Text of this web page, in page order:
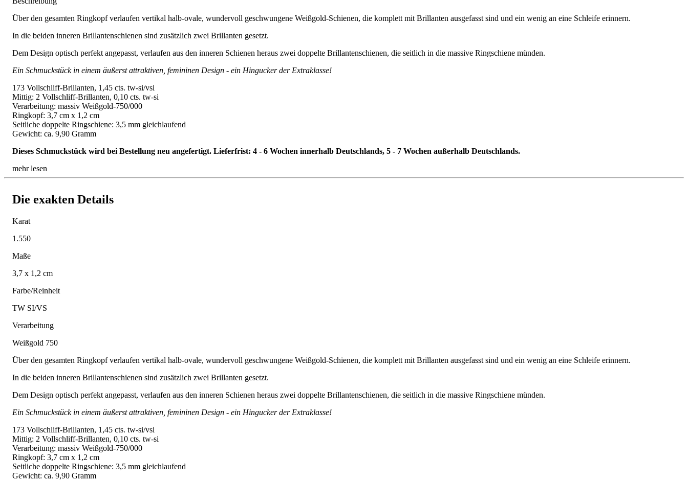
Über den gesamten Ringkopf verlaufen vertikal halb-ovale, wundervoll geschwungene Weißgold-Schienen, die komplett mit Brillanten ausgefasst sind und ein wenig an eine Schleife erinnern.
In die beiden inneren Brillantenschienen sind zusätzlich zwei Brillanten gesetzt.
Dem Design optisch perfekt angepasst, verlaufen aus den inneren Schienen heraus zwei doppelte Brillantenschienen, die seitlich in die massive Ringschiene münden.
Ein Schmuckstück in einem äußerst attraktiven, femininen Design - ein Hingucker der Extraklasse!
173 Vollschliff-Brillanten, 1,45 cts. tw-si/vsi
Mittig: 2 Vollschliff-Brillanten, 0,10 cts. tw-si
Verarbeitung: massiv Weißgold-750/000
Ringkopf: 3,7 cm x 1,2 cm
Seitliche doppelte Ringschiene: 3,5 mm gleichlaufend
Gewicht: ca. 9,90 Gramm
Dieses Schmuckstück wird bei Bestellung neu angefertigt. Lieferfrist: 4 - 6 Wochen innerhalb Deutschlands, 5 - 7 Wochen außerhalb Deutschlands.
mehr lesen
Die exakten Details
Karat
1.550
Maße
3,7 x 1,2 cm
Farbe/Reinheit
TW SI/VS
Verarbeitung
Weißgold 750
Über den gesamten Ringkopf verlaufen vertikal halb-ovale, wundervoll geschwungene Weißgold-Schienen, die komplett mit Brillanten ausgefasst sind und ein wenig an eine Schleife erinnern.
In die beiden inneren Brillantenschienen sind zusätzlich zwei Brillanten gesetzt.
Dem Design optisch perfekt angepasst, verlaufen aus den inneren Schienen heraus zwei doppelte Brillantenschienen, die seitlich in die massive Ringschiene münden.
Ein Schmuckstück in einem äußerst attraktiven, femininen Design - ein Hingucker der Extraklasse!
173 Vollschliff-Brillanten, 1,45 cts. tw-si/vsi
Mittig: 2 Vollschliff-Brillanten, 0,10 cts. tw-si
Verarbeitung: massiv Weißgold-750/000
Ringkopf: 3,7 cm x 1,2 cm
Seitliche doppelte Ringschiene: 3,5 mm gleichlaufend
Gewicht: ca. 9,90 Gramm